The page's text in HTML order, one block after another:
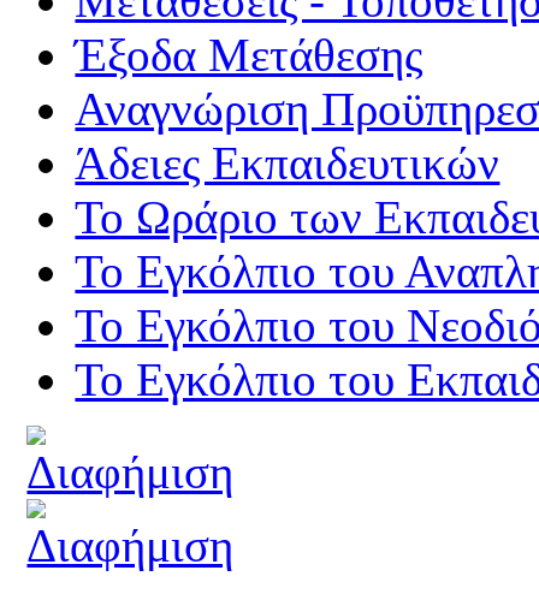
Έξοδα Μετάθεσης
Αναγνώριση
Άδειες Εκπαιδευτικών
Το Ωράριο των
Το Εγκόλπιο του
Το Εγκόλπιο του
Το Εγκόλπιο του